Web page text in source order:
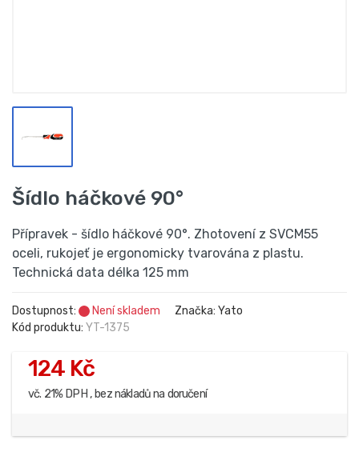
Šídlo háčkové 90°
Přípravek - šídlo háčkové 90°. Zhotovení z SVCM55
oceli, rukojeť je ergonomicky tvarována z plastu.
Technická data délka 125 mm
Dostupnost: Není skladem
Značka: Yato
Kód produktu: YT-1375
124 Kč
vč. 21% DPH , bez nákladů na doručení